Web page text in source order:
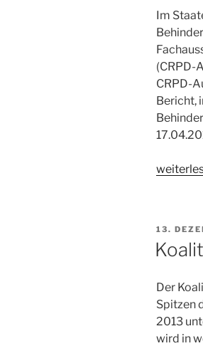
Im
(CRPD-
CRPD-
Bericht,
AM
13.
Der
Spitzen
2013
wird in